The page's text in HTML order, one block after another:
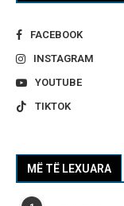
FACEBOOK
INSTAGRAM
YOUTUBE
TIKTOK
MË TË LEXUARA